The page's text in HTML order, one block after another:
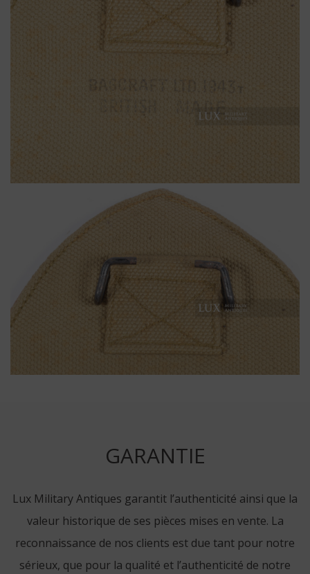
GARANTIE
Lux Military Antiques garantit l’authenticité ainsi que la
valeur historique de ses pièces mises en vente. La
reconnaissance de nos clients est due tant pour notre
sérieux, que pour la qualité et l’authenticité de notre